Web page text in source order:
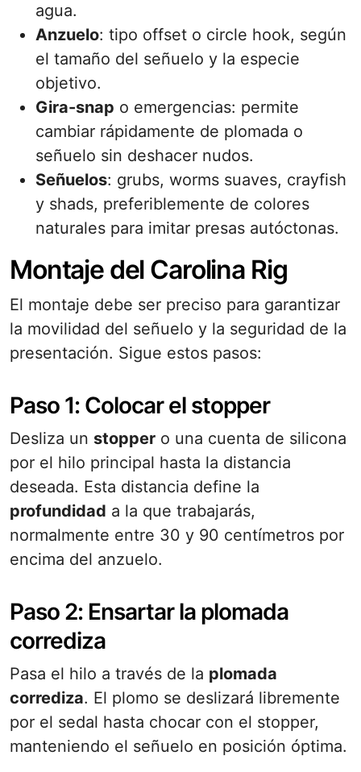
agua.
Anzuelo: tipo offset o circle hook, según
el tamaño del señuelo y la especie
objetivo.
Gira-snap o emergencias: permite
cambiar rápidamente de plomada o
señuelo sin deshacer nudos.
Señuelos: grubs, worms suaves, crayfish
y shads, preferiblemente de colores
naturales para imitar presas autóctonas.
Montaje del Carolina Rig
El montaje debe ser preciso para garantizar
la movilidad del señuelo y la seguridad de la
presentación. Sigue estos pasos:
Paso 1: Colocar el stopper
Desliza un stopper o una cuenta de silicona
por el hilo principal hasta la distancia
deseada. Esta distancia define la
profundidad a la que trabajarás,
normalmente entre 30 y 90 centímetros por
encima del anzuelo.
Paso 2: Ensartar la plomada
corrediza
Pasa el hilo a través de la plomada
corrediza. El plomo se deslizará libremente
por el sedal hasta chocar con el stopper,
manteniendo el señuelo en posición óptima.